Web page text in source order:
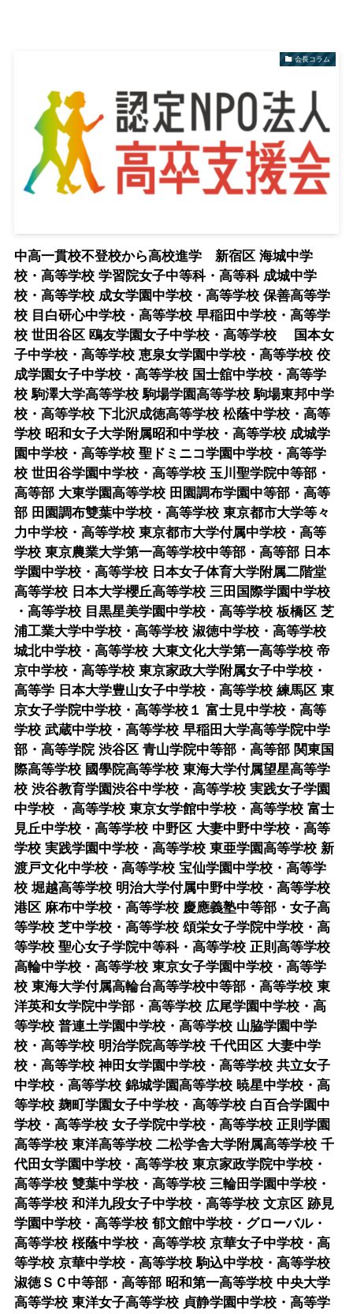
会長コラム
中高一貫校不登校から高校進学 新宿区 海城中学
校・高等学校 学習院女子中等科・高等科 成城中学
校・高等学校 成女学園中学校・高等学校 保善高等学
校 目白研心中学校・高等学校 早稲田中学校・高等学
校 世田谷区 鴎友学園女子中学校・高等学校 国本女
子中学校・高等学校 恵泉女学園中学校・高等学校 佼
成学園女子中学校・高等学校 国士舘中学校・高等学
校 駒澤大学高等学校 駒場学園高等学校 駒場東邦中学
校・高等学校 下北沢成徳高等学校 松蔭中学校・高等
学校 昭和女子大学附属昭和中学校・高等学校 成城学
園中学校・高等学校 聖ドミニコ学園中学校・高等学
校 世田谷学園中学校・高等学校 玉川聖学院中等部・
高等部 大東学園高等学校 田園調布学園中等部・高等
部 田園調布雙葉中学校・高等学校 東京都市大学等々
力中学校・高等学校 東京都市大学付属中学校・高等
学校 東京農業大学第一高等学校中等部・高等部 日本
学園中学校・高等学校 日本女子体育大学附属二階堂
高等学校 日本大学櫻丘高等学校 三田国際学園中学校
・高等学校 目黒星美学園中学校・高等学校 板橋区 芝
浦工業大学中学校・高等学校 淑徳中学校・高等学校
城北中学校・高等学校 大東文化大学第一高等学校 帝
京中学校・高等学校 東京家政大学附属女子中学校・
高等学 日本大学豊山女子中学校・高等学校 練馬区 東
京女子学院中学校・高等学校１ 富士見中学校・高等
学校 武蔵中学校・高等学校 早稲田大学高等学院中学
部・高等学院 渋谷区 青山学院中等部・高等部 関東国
際高等学校 國學院高等学校 東海大学付属望星高等学
校 渋谷教育学園渋谷中学校・高等学校 実践女子学園
中学校 ・高等学校 東京女学館中学校・高等学校 富士
見丘中学校・高等学校 中野区 大妻中野中学校・高等
学校 実践学園中学校・高等学校 東亜学園高等学校 新
渡戸文化中学校・高等学校 宝仙学園中学校・高等学
校 堀越高等学校 明治大学付属中野中学校・高等学校
港区 麻布中学校・高等学校 慶應義塾中等部・女子高
等学校 芝中学校・高等学校 頌栄女子学院中学校・高
等学校 聖心女子学院中等科・高等学校 正則高等学校
高輪中学校・高等学校 東京女子学園中学校・高等学
校 東海大学付属高輪台高等学校中等部・高等学校 東
洋英和女学院中学部・高等学校 広尾学園中学校・高
等学校 普連土学園中学校・高等学校 山脇学園中学
校・高等学校 明治学院高等学校 千代田区 大妻中学
校・高等学校 神田女学園中学校・高等学校 共立女子
中学校・高等学校 錦城学園高等学校 暁星中学校・高
等学校 麹町学園女子中学校・高等学校 白百合学園中
学校・高等学校 女子学院中学校・高等学校 正則学園
高等学校 東洋高等学校 二松学舎大学附属高等学校 千
代田女学園中学校・高等学校 東京家政学院中学校・
高等学校 雙葉中学校・高等学校 三輪田学園中学校・
高等学校 和洋九段女子中学校・高等学校 文京区 跡見
学園中学校・高等学校 郁文館中学校・グローバル・
高等学校 桜蔭中学校・高等学校 京華女子中学校・高
等学校 京華中学校・高等学校 駒込中学校・高等学校
淑徳ＳＣ中等部・高等部 昭和第一高等学校 中央大学
高等学校 東洋女子高等学校 貞静学園中学校・高等学